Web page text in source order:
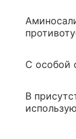
С особой
В